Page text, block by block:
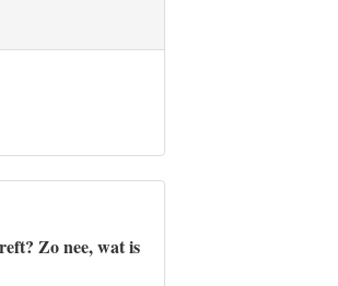
Zo nee, wat is